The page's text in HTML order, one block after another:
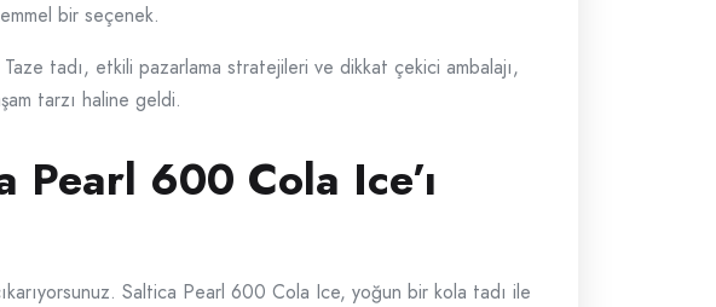
bir seçenek.
tadı, etkili pazarlama stratejileri ve dikkat çekici ambalajı,
tarzı haline geldi.
Pearl 600 Cola Ice’ı
Saltica Pearl 600 Cola Ice, yoğun bir kola tadı ile